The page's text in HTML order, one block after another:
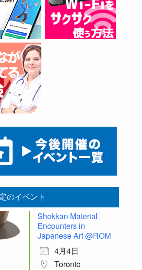
のイベント
Shokkan Material
Encounters in
Japanese Art @ROM
4月4日
Toronto